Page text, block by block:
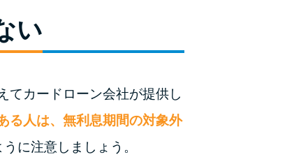
090金融（闇金）からお金を借りてはいけない
理由と借りた場合の対処法
申し込みブラックとは?判断の目安や審査に通
らない理由
ブラックでもお金を借りるには？3つの判断基
準と工面法
い
てカードローン会社が提供し
る人は、無利息期間の対象外
に注意しましょう。